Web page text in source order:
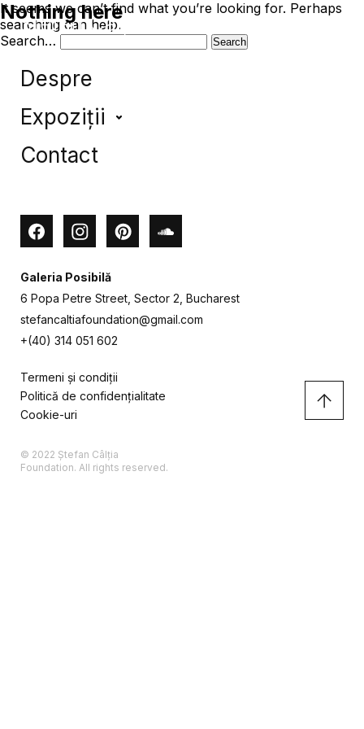
Nothing here
It seems we can’t find what you’re looking for. Perhaps
searching can help.
Search…
Despre
Expoziții
Herina
Contact
Galeria Posibilă
6 Popa Petre Street, Sector 2, Bucharest
stefancaltiafoundation@gmail.com
+(40) 314 051 602
Termeni și condiții
Politică de confidențialitate
Cookie-uri
FacebookInstagram Pinterest
© 2022 Ștefan Câlția
Foundation. All rights reserved.